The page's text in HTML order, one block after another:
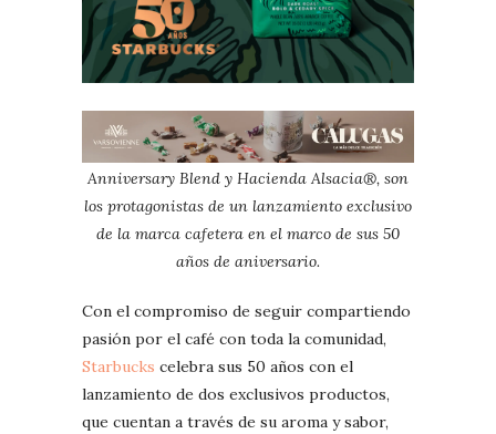
Anniversary Blend y Hacienda Alsacia®, son
los protagonistas de un lanzamiento exclusivo
de la marca cafetera en el marco de sus 50
años de aniversario.
Con el compromiso de seguir compartiendo
pasión por el café con toda la comunidad,
Starbucks celebra sus 50 años con el
lanzamiento de dos exclusivos productos,
que cuentan a través de su aroma y sabor,